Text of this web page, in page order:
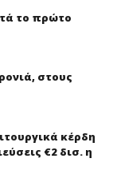
το πρώτο
στους
κέρδη
€2 δισ. η